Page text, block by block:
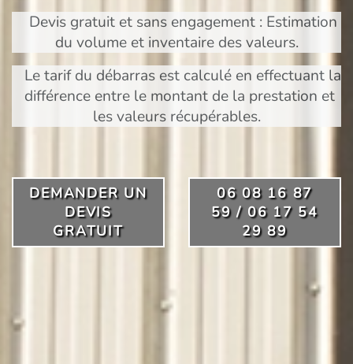
Devis gratuit et sans engagement : Estimation
du volume et inventaire des valeurs.
Le tarif du débarras est calculé en effectuant la
différence entre le montant de la prestation et
les valeurs récupérables.
DEMANDER UN
DEVIS
GRATUIT
06 08 16 87
59 / 06 17 54
29 89